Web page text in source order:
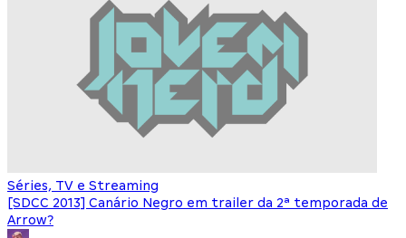
Séries, TV e Streaming
[SDCC 2013] Canário Negro em trailer da 2ª temporada de
Arrow?